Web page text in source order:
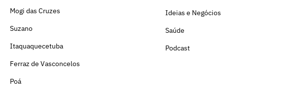
Mogi das Cruzes
Suzano
Itaquaquecetuba
Ferraz de Vasconcelos
Poá
Ideias e Negócios
Saúde
Podcast